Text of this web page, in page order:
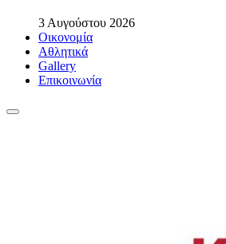
3 Αυγούστου 2026
Οικονομία
Αθλητικά
Gallery
Επικοινωνία